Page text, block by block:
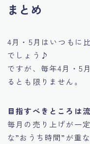
まとめ
4月・5月はいつもに
でしょう♪
ですが、毎年4月・5
るとも限りません。
目指すべきところは
毎月の売り上げが一
な”おうち時間”が重